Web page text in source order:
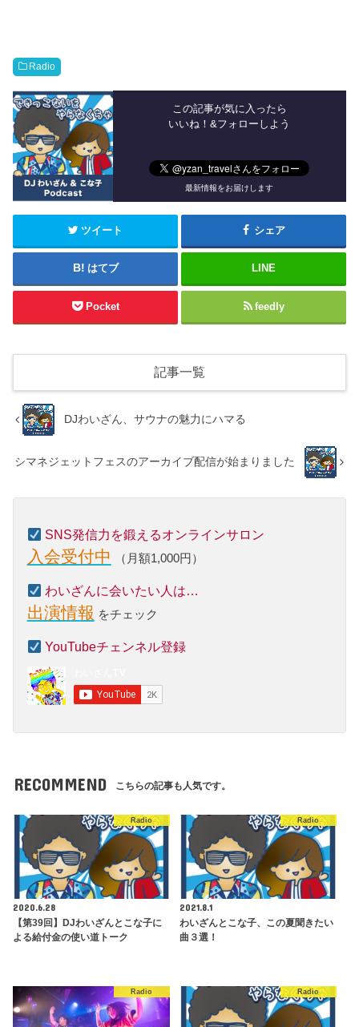
Radio
この記事が気に入ったら
いいね！&フォローしよう
最新情報をお届けします
ツイート シェア
はてブ LINE
Pocket feedly
記事一覧
DJわいざん、サウナの魅力にハマる
シマネジェットフェスのアーカイブ配信が始まりました
SNS発信力を鍛えるオンラインサロン
入会受付中 （月額1,000円）
わいざんに会いたい人は…
出演情報 をチェック
YouTubeチェンネル登録
RECOMMEND こちらの記事も人気です。
Radio
2020.6.28
【第39回】DJわいざんとこな子に
よる給付金の使い道トーク
Radio
2021.8.1
わいざんとこな子、この夏聞きたい
曲３選！
Radio Radio